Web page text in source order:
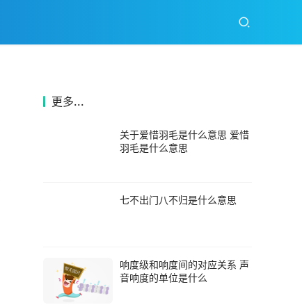
更多...
关于爱惜羽毛是什么意思 爱惜
羽毛是什么意思
七不出门八不归是什么意思
响度级和响度间的对应关系 声
音响度的单位是什么